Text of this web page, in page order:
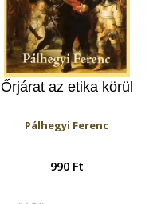
Őrjárat az etika körül
Pálhegyi Ferenc
990 Ft